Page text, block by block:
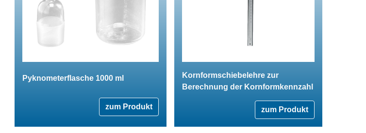
Pyknometerflasche 1000 ml
zum Produkt
Kornformschiebelehre zur
Berechnung der Kornformkennzahl
zum Produkt